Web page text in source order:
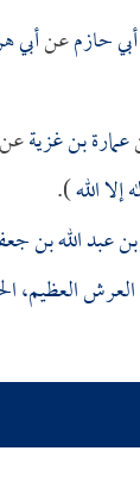
أبي حازمعنأبي
عمارة بن غزيةعن
إلا الله).
عبد الله بن
العظيم،